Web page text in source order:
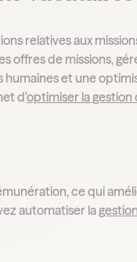
relatives aux
offres de missions,
et une
d'optimiser la
ce qui
automatiser la